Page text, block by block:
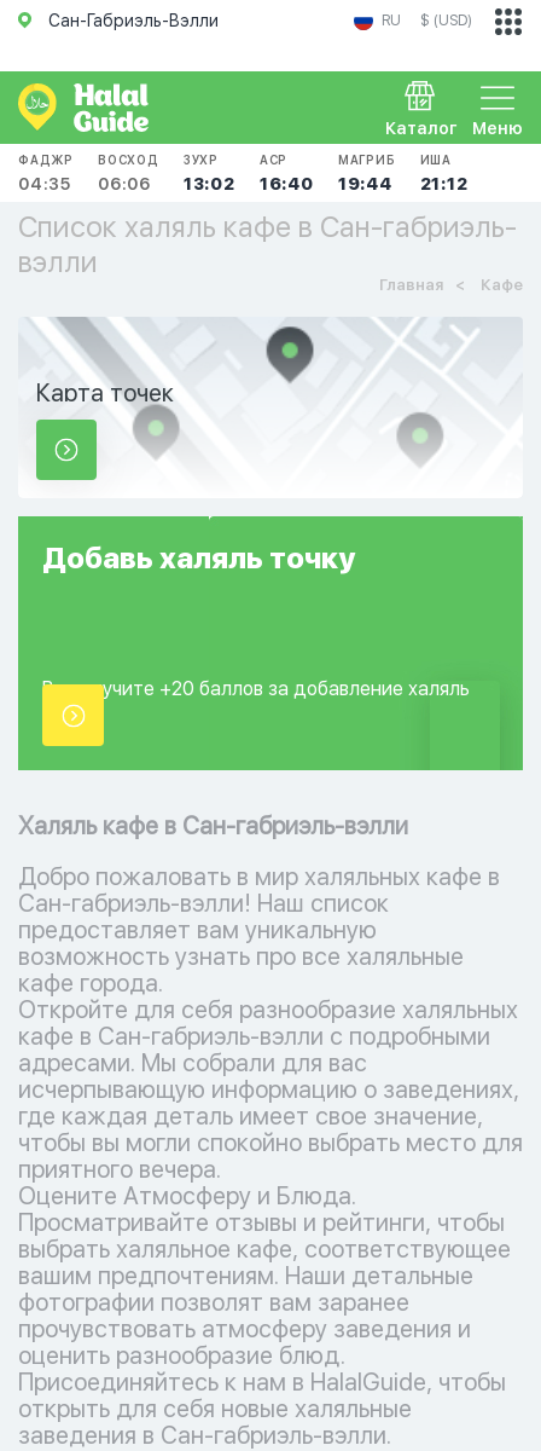
Сан-Габриэль-Вэлли RU $ (USD)
Меню
Каталог
ФАДЖР
04:35
ВОСХОД
06:06
ЗУХР
13:02
АСР
16:40
МАГРИБ
19:44
ИША
21:12
Список халяль кафе в Сан-габриэль-
вэлли
Главная Кафе
Карта точек
Добавь халяль точку
Вы получите +20 баллов за добавление халяль
точки.
Халяль кафе в Сан-габриэль-вэлли
Добро пожаловать в мир халяльных кафе в
Сан-габриэль-вэлли! Наш список
предоставляет вам уникальную
возможность узнать про все халяльные
кафе города.
Откройте для себя разнообразие халяльных
кафе в Сан-габриэль-вэлли с подробными
адресами. Мы собрали для вас
исчерпывающую информацию о заведениях,
где каждая деталь имеет свое значение,
чтобы вы могли спокойно выбрать место для
приятного вечера.
Оцените Атмосферу и Блюда.
Просматривайте отзывы и рейтинги, чтобы
выбрать халяльное кафе, соответствующее
вашим предпочтениям. Наши детальные
фотографии позволят вам заранее
прочувствовать атмосферу заведения и
оценить разнообразие блюд.
Присоединяйтесь к нам в HalalGuide, чтобы
открыть для себя новые халяльные
заведения в Сан-габриэль-вэлли.